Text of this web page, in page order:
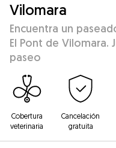
Vilomara
Encuentra un
El Pont de Vilomara.
paseo
Cobertura
veterinaria
Cancelación
gratuita